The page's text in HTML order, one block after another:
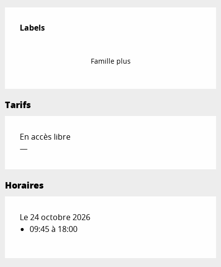
Labels
Labels
Famille plus
Tarifs
En accès libre
—
Horaires
Le 24 octobre 2026
09:45 à 18:00